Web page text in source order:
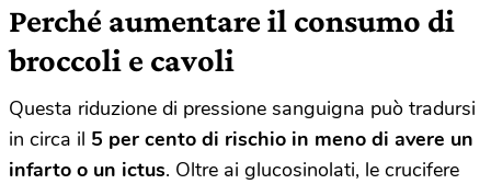
Perché aumentare il consumo di
broccoli e cavoli
Questa riduzione di pressione sanguigna può tradursi
in circa il 5 per cento di rischio in meno di avere un
infarto o un ictus. Oltre ai glucosinolati, le crucifere